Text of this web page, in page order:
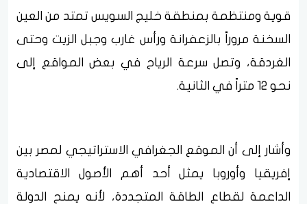
قوية ومنتظمة بمنطقة خليج السويس تمتد من العين
السخنة مروراً بالزعفرانة ورأس غارب وجبل الزيت وحتى
الغردقة، وتصل سرعة الرياح في بعض المواقع إلى
نحو 12 متراً في الثانية.
وأشار إلى أن الموقع الجغرافي الاستراتيجي لمصر بين
إفريقيا وأوروبا يمثل أحد أهم الأصول الاقتصادية
الداعمة لقطاع الطاقة المتجددة، لأنه يمنح الدولة